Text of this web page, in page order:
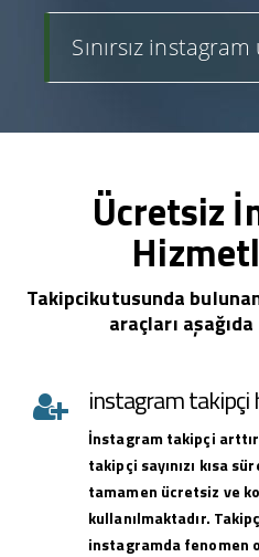
Sınırsız
Ücretsiz
Takipcikutusunda
araçları
instagram takipçi
İnstagram takipçi
takipçi sayınızı kısa
tamamen ücretsiz ve
kullanılmaktadır.
instagramda fenomen